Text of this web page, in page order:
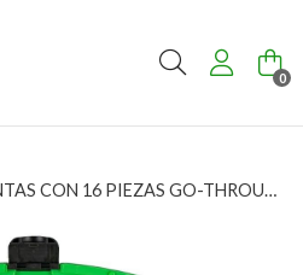
Buscar 0
ESTUCHE DE HERRAMIENTAS CON 16 PIEZAS GO-THROUGH 1/4" CROMADO- 50623 JBM